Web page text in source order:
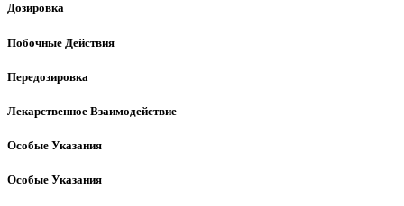
Дозировка
Побочные Действия
Передозировка
Лекарственное Взаимодействие
Особые Указания
Особые Указания